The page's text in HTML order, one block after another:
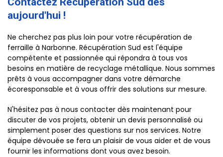
aujourd'hui !
Ne cherchez pas plus loin pour votre récupération de
ferraille à Narbonne. Récupération Sud est l'équipe
compétente et passionnée qui répondra à tous vos
besoins en matière de recyclage métallique. Nous sommes
prêts à vous accompagner dans votre démarche
écoresponsable et à vous offrir des solutions sur mesure.
N'hésitez pas à nous contacter dès maintenant pour
discuter de vos projets, obtenir un devis personnalisé ou
simplement poser des questions sur nos services. Notre
équipe dévouée se fera un plaisir de vous aider et de vous
fournir les informations dont vous avez besoin.